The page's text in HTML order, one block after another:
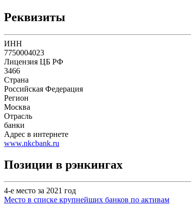
Реквизиты
ИНН
7750004023
Лицензия ЦБ РФ
3466
Страна
Российская Федерация
Регион
Москва
Отрасль
банки
Адрес в интернете
www.nkcbank.ru
Позиции в рэнкингах
4-е место за 2021 год
Место в списке крупнейших банков по активам